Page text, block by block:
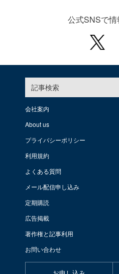
公式SNSで情
記事検索
会社案内
About us
プライバシーポリシー
利用規約
よくある質問
メール配信申し込み
定期購読
広告掲載
著作権と記事利用
お問い合わせ